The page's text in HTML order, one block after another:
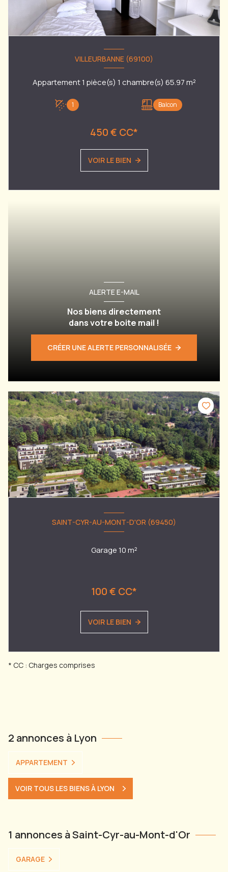
VILLEURBANNE (69100)
Appartement 1 pièce(s) 1 chambre(s) 65.97 m²
1 Balcon
450 € CC*
VOIR LE BIEN
ALERTE E-MAIL
Nos biens directement
dans votre boite mail !
CRÉER UNE ALERTE PERSONNALISÉE
SAINT-CYR-AU-MONT-D'OR (69450)
Garage 10 m²
100 € CC*
VOIR LE BIEN
* CC : Charges comprises
2 annonces à Lyon
APPARTEMENT
VOIR TOUS LES BIENS À LYON
1 annonces à Saint-Cyr-au-Mont-d'Or
GARAGE